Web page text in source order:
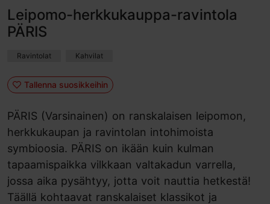
Leipomo-herkkukauppa-ravintola
PÄRIS
Ravintolat Kahvilat
Tallenna suosikkeihin
PÄRIS (Varsinainen) on ranskalaisen leipomon,
herkkukaupan ja ravintolan intohimoista
symbioosia. PÄRIS on ikään kuin kulman
tapaamispaikka vilkkaan valtakadun varrella,
jossa aika pysähtyy, jotta voit nauttia hetkestä!
Täällä kohtaavat ranskalaiset klassikot ja